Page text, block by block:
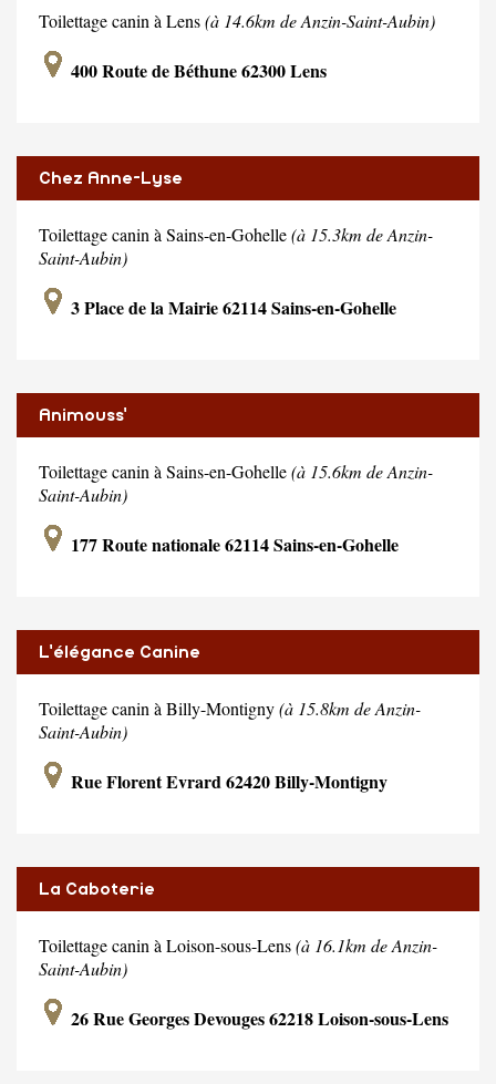
Toilettage canin à Lens(à 14.6km de Anzin-Saint-Aubin)
400 Route de Béthune 62300 Lens
Chez Anne-Lyse
Toilettage canin à Sains-en-Gohelle(à 15.3km de Anzin-
Saint-Aubin)
3 Place de la Mairie 62114 Sains-en-Gohelle
Animouss'
Toilettage canin à Sains-en-Gohelle(à 15.6km de Anzin-
Saint-Aubin)
177 Route nationale 62114 Sains-en-Gohelle
L'élégance Canine
Toilettage canin à Billy-Montigny(à 15.8km de Anzin-
Saint-Aubin)
Rue Florent Evrard 62420 Billy-Montigny
La Caboterie
Toilettage canin à Loison-sous-Lens(à 16.1km de Anzin-
Saint-Aubin)
26 Rue Georges Devouges 62218 Loison-sous-Lens